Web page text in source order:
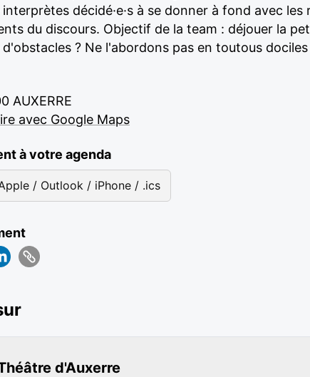
décidé·e·s à se donner à fond avec
du discours. Objectif de la team : déjouer la
? Ne l'abordons pas en toutous dociles
AUXERRE
avec Google Maps
à votre agenda
/ Outlook / iPhone / .ics
d'Auxerre